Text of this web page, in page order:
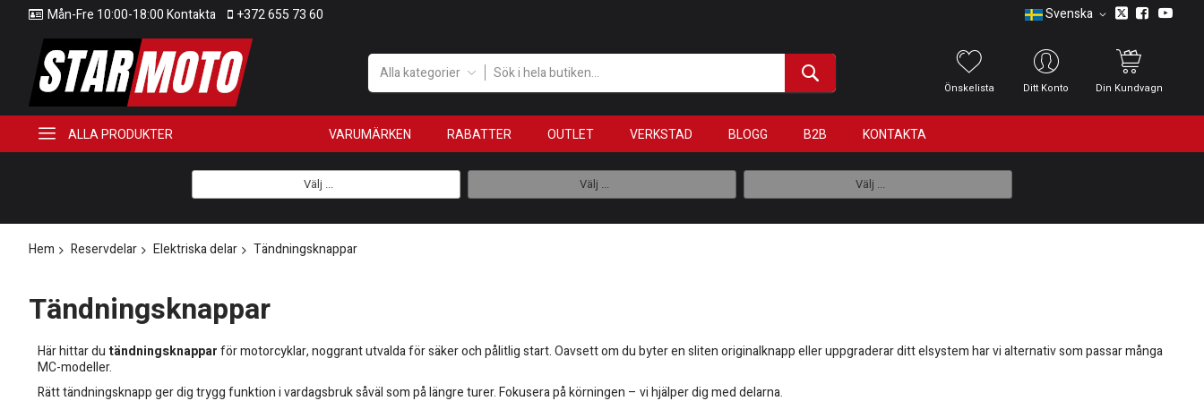
Mån-Fre 10:00-18:00 Kontakta +372 655 73 60 Svenska
Alla kategorier
Önskelista Ditt Konto Din Kundvagn
ALLA PRODUKTER VARUMÄRKEN RABATTER OUTLET VERKSTAD BLOGG B2B KONTAKTA
Välj ... Välj ... Välj ...
Hem Reservdelar Elektriska delar Tändningsknappar
Tändningsknappar
Här hittar du tändningsknapparför motorcyklar, noggrant utvalda för säker och pålitlig start. Oavsett om du byter en sliten originalknapp eller uppgraderar ditt elsystem har vi alternativ som passar många
MC-modeller.
Rätt tändningsknapp ger dig trygg funktion i vardagsbruk såväl som på längre turer. Fokusera på körningen – vi hjälper dig med delarna.